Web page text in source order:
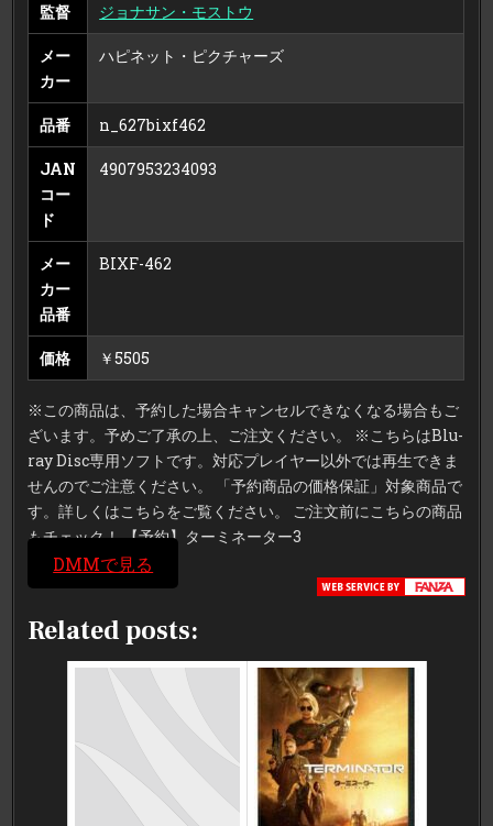
監督 ジョナサン・モストウ
メー
カー
ハピネット・ピクチャーズ
品番 n_627bixf462
JAN
コー
ド
4907953234093
メー
カー
品番
BIXF-462
価格 ￥5505
※この商品は、予約した場合キャンセルできなくなる場合もご
ざいます。予めご了承の上、ご注文ください。 ※こちらはBlu-
ray Disc専用ソフトです。対応プレイヤー以外では再生できま
せんのでご注意ください。 「予約商品の価格保証」対象商品で
す。詳しくはこちらをご覧ください。 ご注文前にこちらの商品
もチェック！ 【予約】ターミネーター3
DMMで見る
Related posts: